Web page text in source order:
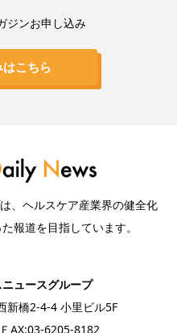
ジンお申し込み
こちら
、ヘルスケア産業界の健全化
報道を目指しています。
ュースグループ
新橋2-4-4 小里ビル5F
AX:03-6205-8182